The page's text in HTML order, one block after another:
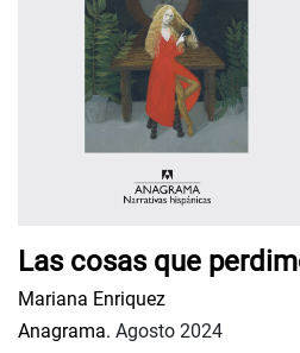
Las cosas que
Mariana Enriquez
Anagrama. Agosto 2024